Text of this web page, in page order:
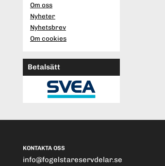
Om oss
Nyheter
Nyhetsbrev
Om cookies
Betalsätt
KONTAKTA OSS
info@fogelstareservdelar.se